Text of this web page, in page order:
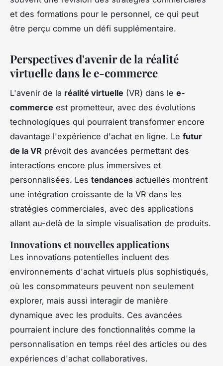
et des formations pour le personnel, ce qui peut
être perçu comme un défi supplémentaire.
Perspectives d'avenir de la réalité
virtuelle dans le e-commerce
L'avenir de la réalité virtuelle (VR) dans le e-
commerce est prometteur, avec des évolutions
technologiques qui pourraient transformer encore
davantage l'expérience d'achat en ligne. Le futur
de la VR prévoit des avancées permettant des
interactions encore plus immersives et
personnalisées. Les tendances actuelles montrent
une intégration croissante de la VR dans les
stratégies commerciales, avec des applications
allant au-delà de la simple visualisation de produits.
Innovations et nouvelles applications
Les innovations potentielles incluent des
environnements d'achat virtuels plus sophistiqués,
où les consommateurs peuvent non seulement
explorer, mais aussi interagir de manière
dynamique avec les produits. Ces avancées
pourraient inclure des fonctionnalités comme la
personnalisation en temps réel des articles ou des
expériences d'achat collaboratives.